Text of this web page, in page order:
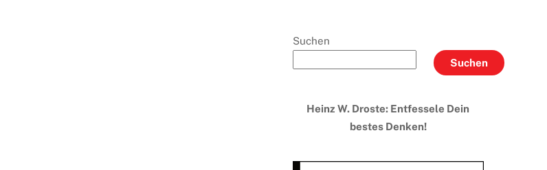
Suchen
Suchen
Heinz W. Droste: Entfessele Dein
bestes Denken!